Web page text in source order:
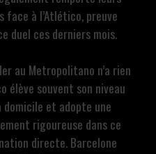
à l’Atlético, preuve
duel ces derniers mois.
au Metropolitano n’a rien
élève souvent son niveau
domicile et adopte une
rigoureuse dans ce
directe. Barcelone